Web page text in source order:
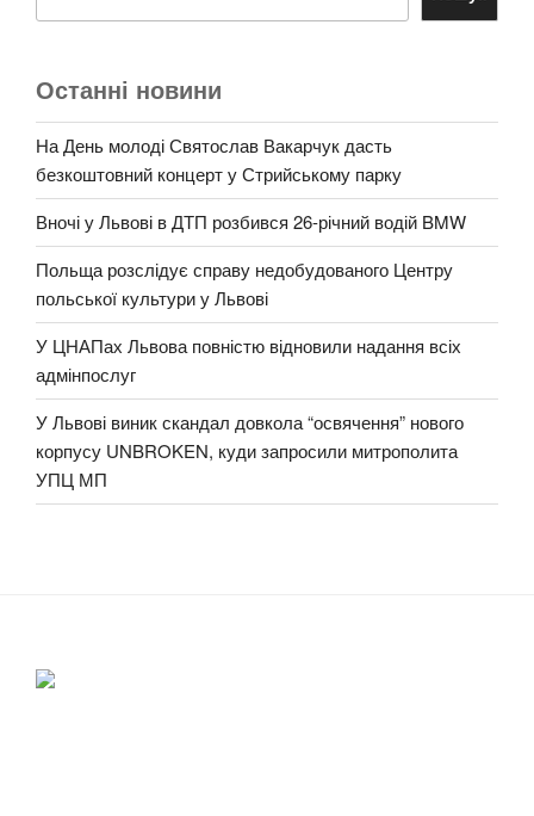
Останні новини
На День молоді Святослав Вакарчук дасть
безкоштовний концерт у Стрийському парку
Вночі у Львові в ДТП розбився 26-річний водій BMW
Польща розслідує справу недобудованого Центру
польської культури у Львові
У ЦНАПах Львова повністю відновили надання всіх
адмінпослуг
У Львові виник скандал довкола “освячення” нового
корпусу UNBROKEN, куди запросили митрополита
УПЦ МП